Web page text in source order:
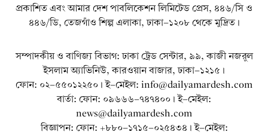
প্রকাশিত এবং আমার দেশ পাবলিকেশন লিমিটেড প্রেস, ৪৪৬/সি ও
৪৪৬/ডি, তেজগাঁও শিল্প এলাকা, ঢাকা-১২০৮ থেকে মুদ্রিত।
সম্পাদকীয় ও বাণিজ্য বিভাগ: ঢাকা ট্রেড সেন্টার, ৯৯, কাজী নজরুল
ইসলাম অ্যাভিনিউ, কারওয়ান বাজার, ঢাকা-১২১৫।
ফোন: ০২-৫৫০১২২৫০। ই-মেইল: info@dailyamardesh.com
বার্তা: ফোন: ০৯৬৬৬-৭৪৭৪০০। ই-মেইল:
news@dailyamardesh.com
বিজ্ঞাপন: ফোন: +৮৮০-১৭১৫-০২৫৪৩৪ । ই-মেইল: